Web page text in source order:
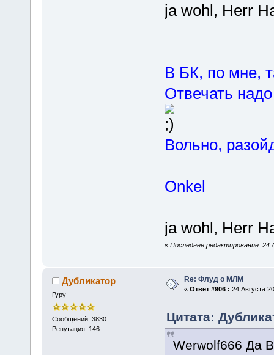
ja wohl, Herr
В БК, по мне,
Отвечать
Вольно,
Onkel
ja wohl, Herr
« Последнее редактирование: 24
Дубликатор
Гуру
Сообщений: 3830
Репутация: 146
Re: Флуд о МЛМ
« Ответ #906 : 24 Августа
Цитата:
Werwolf666 Да